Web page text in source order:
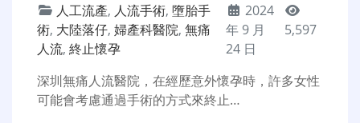
人工流產, 人流手術, 墮胎手
術, 大陸落仔, 婦產科醫院, 無痛
人流, 終止懷孕
2024
年 9 月
24 日
5,597
深圳無痛人流醫院，在經歷意外懷孕時，許多女性
可能會考慮通過手術的方式來終止…